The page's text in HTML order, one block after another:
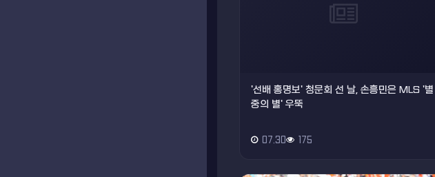
'선배 홍명보' 청문회 선 날, 손흥민은 MLS '별
중의 별' 우뚝
07.30 175